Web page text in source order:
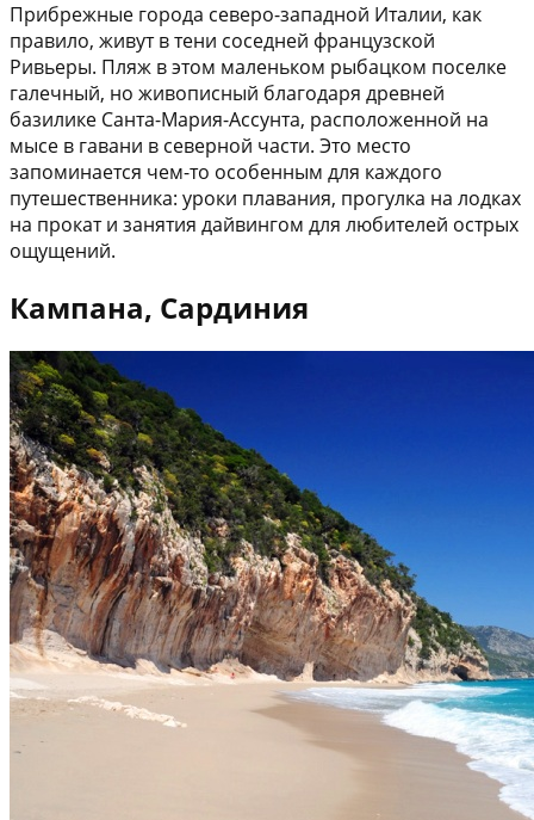
Прибрежные города северо-западной Италии, как
правило, живут в тени соседней французской
Ривьеры. Пляж в этом маленьком рыбацком поселке
галечный, но живописный благодаря древней
базилике Санта-Мария-Ассунта, расположенной на
мысе в гавани в северной части. Это место
запоминается чем-то особенным для каждого
путешественника: уроки плавания, прогулка на лодках
на прокат и занятия дайвингом для любителей острых
ощущений.
Кампана, Сардиния